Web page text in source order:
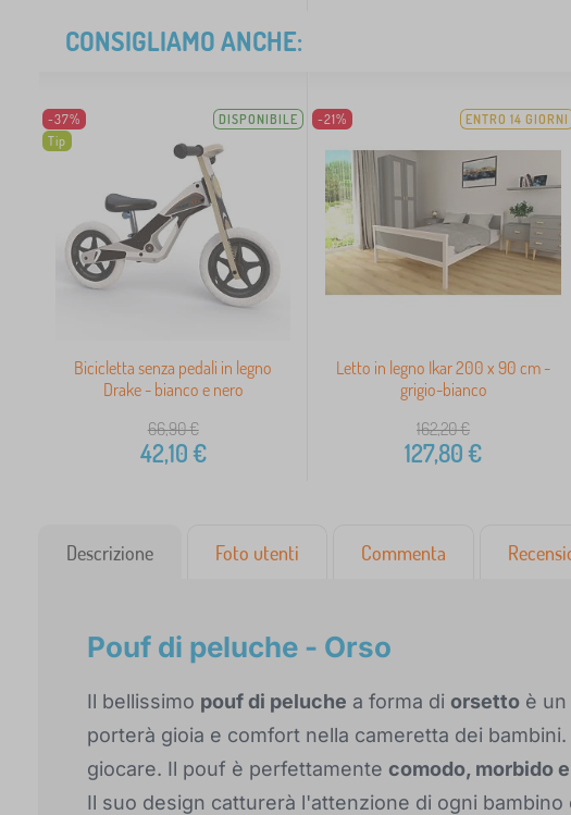
CONSIGLIAMO ANCHE:
-37%
Tip
DISPONIBILE
Bicicletta senza pedali in legno
Drake - bianco e nero
66,90€
42,10€
-21% ENTRO 14 GIORNI
Letto in legno Ikar 200 x 90 cm -
grigio-bianco
162,20€
127,80€
Descrizione Foto utenti Commenta
Pouf di peluche - Orso
Il bellissimo pouf di peluche a forma di orsetto è
porterà gioia e comfort nella cameretta dei
giocare. Il pouf è perfettamente comodo, morbido
Il suo design catturerà l'attenzione di ogni